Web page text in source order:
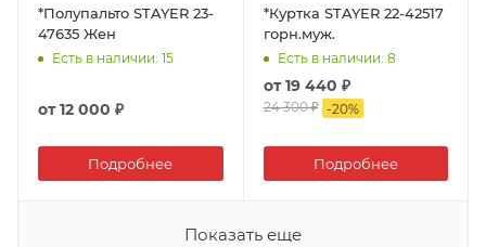
*Полупальто STAYER 23-
47635 Жен
Есть в наличии: 15
от12 000 ₽
Подробнее
*Куртка STAYER 22-42517
горн.муж.
Есть в наличии: 8
от19 440 ₽
24 300 ₽ -20%
Подробнее
Показать еще